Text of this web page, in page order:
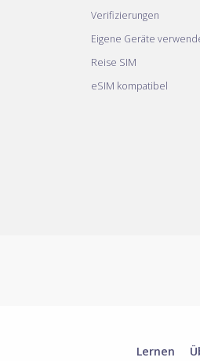
Verifizierungen
Eigene Geräte
Reise SIM
eSIM kompatibel
Lernen